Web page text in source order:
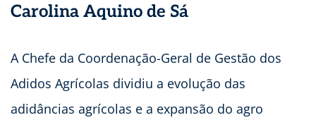
Carolina Aquino de Sá
A Chefe da Coordenação-Geral de Gestão dos
Adidos Agrícolas dividiu a evolução das
adidâncias agrícolas e a expansão do agro